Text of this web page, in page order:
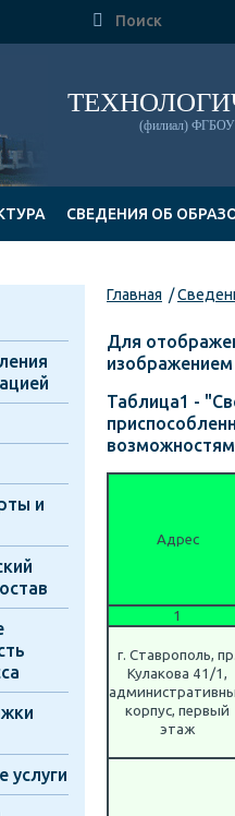

(филиал) ФГБОУ
СВЕДЕНИЯ ОБ
Главная
Для
изображением
Таблица1 -
Адрес
1
г. Ставрополь,
Кулакова 41/1,
корпус, первый
этаж
и
услуги